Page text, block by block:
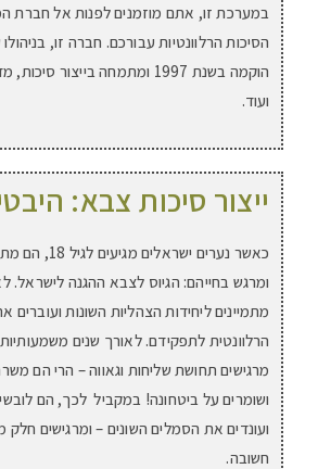
במערכת זו, אתם מוזמנים לפנות אל חברת
הסיכות הרלוונטיות עבורכם. חברה זו,
הוקמה בשנת 1997 ומתמחה בייצור
ועוד.
ייצור סיכות צבא:
כאשר נערים
ומרגש בחייהם: הגיוס לצבא ההגנה לישראל.
מתמיינים ליחידות הצהליות השונות
הרלוונטית לתפקידם. לאורך שנים משמעותיות
מרגישים תחושת שליחות וגאווה – הרי הם
ושומרים על ביטחונה! במקביל לכך, הם
ועונדים את הסמלים השונים – ומרגישים
חשובה.